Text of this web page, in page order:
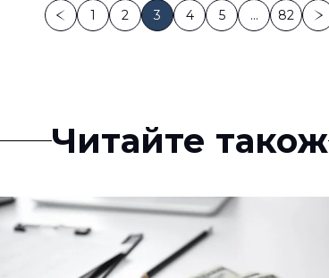
1 2 3 4 5 … 82
Читайте також